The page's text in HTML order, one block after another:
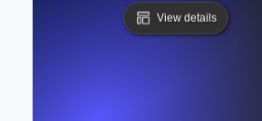
View details